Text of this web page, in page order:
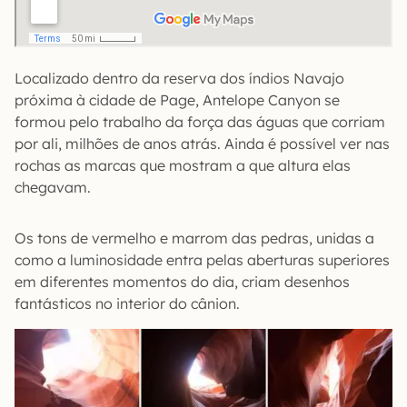
Localizado dentro da reserva dos índios Navajo
próxima à cidade de Page, Antelope Canyon se
formou pelo trabalho da força das águas que corriam
por ali, milhões de anos atrás. Ainda é possível ver nas
rochas as marcas que mostram a que altura elas
chegavam.
Os tons de vermelho e marrom das pedras, unidas a
como a luminosidade entra pelas aberturas superiores
em diferentes momentos do dia, criam desenhos
fantásticos no interior do cânion.